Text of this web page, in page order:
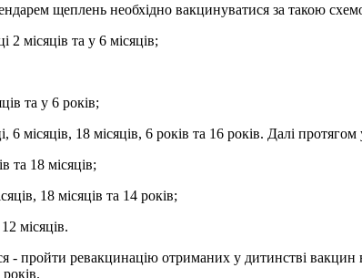
щеплень необхідно вакцинуватися за такою
місяців та у 6 місяців;
та у 6 років;
6 місяців, 18 місяців, 6 років та 16 років. Далі
та 18 місяців;
18 місяців та 14 років;
місяців.
- пройти ревакцинацію отриманих у дитинстві